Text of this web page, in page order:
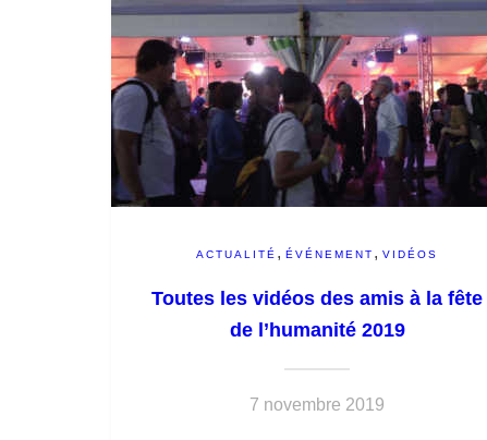
ACTUALITÉ ,ÉVÉNEMENT ,VIDÉOS
Toutes les vidéos des amis à la fête
de l’humanité 2019
7 novembre 2019